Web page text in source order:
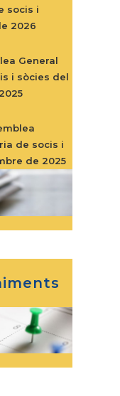
socis i
2026
General
i sòcies del
de socis i
de 2025